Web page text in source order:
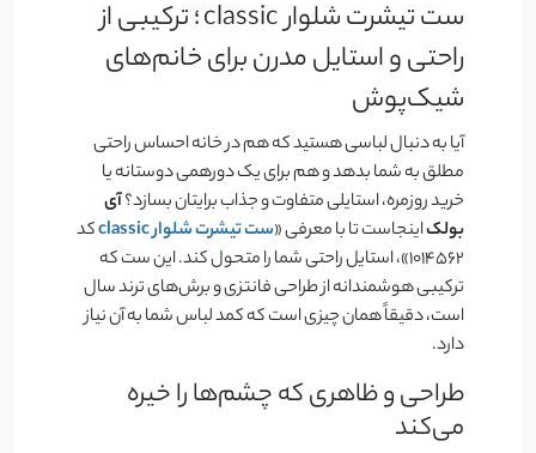
ست تیشرت شلوار classic ؛ ترکیبی از
راحتی و استایل مدرن برای خانم‌های
شیک‌پوش
آیا به دنبال لباسی هستید که هم در خانه احساس راحتی
مطلق به شما بدهد و هم برای یک دورهمی دوستانه یا
خرید روزمره، استایلی متفاوت و جذاب برایتان بسازد؟آی
بولکاینجاست تا با معرفی «ست تیشرت شلوار classic
کد
1014562»، استایل راحتی شما را متحول کند. این ست که
ترکیبی هوشمندانه از طراحی فانتزی و برش‌های ترند سال
است، دقیقاً همان چیزی است که کمد لباس شما به آن نیاز
دارد.
طراحی و ظاهری که چشم‌ها را خیره
می‌کند